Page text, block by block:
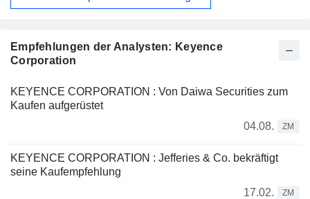
Empfehlungen der Analysten: Keyence
Corporation
KEYENCE CORPORATION : Von Daiwa Securities zum
Kaufen aufgerüstet
04.08.
ZM
KEYENCE CORPORATION : Jefferies & Co. bekräftigt
seine Kaufempfehlung
17.02.
ZM